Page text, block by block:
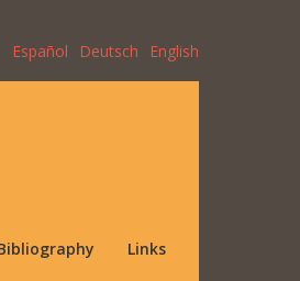
Español Deutsch English
Links